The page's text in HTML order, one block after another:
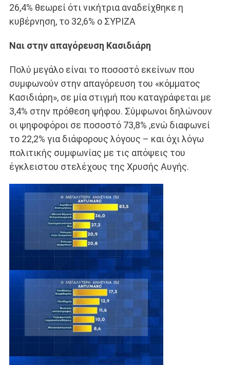
26,4% θεωρεί ότι νικήτρια αναδείχθηκε η
κυβέρνηση, το 32,6% ο ΣΥΡΙΖΑ
Ναι στην απαγόρευση Κασιδιάρη
Πολύ μεγάλο είναι το ποσοστό εκείνων που
συμφωνούν στην απαγόρευση του «κόμματος
Κασιδιάρη», σε μία στιγμή που καταγράφεται με
3,4% στην πρόθεση ψήφου. Σύμφωνοι δηλώνουν
οι ψηφοφόροι σε ποσοστό 73,8% ,ενώ διαφωνεί
το 22,2% για διάφορους λόγους – και όχι λόγω
πολιτικής συμφωνίας με τις απόψεις του
έγκλειστου στελέχους της Χρυσής Αυγής.